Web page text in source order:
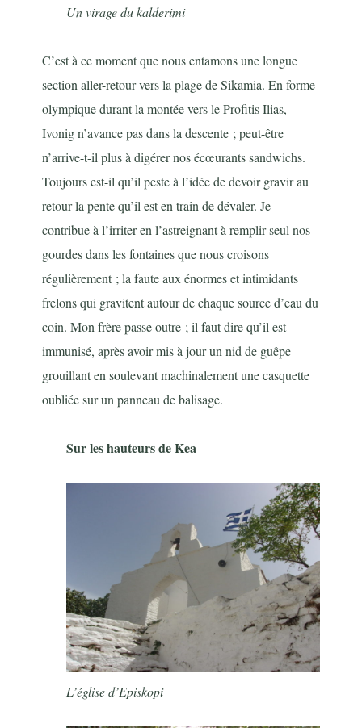
Un virage du kalderimi
C’est à ce moment que nous entamons une longue
section aller-retour vers la plage de Sikamia. En forme
olympique durant la montée vers le Profitis Ilias,
Ivonig n’avance pas dans la descente ; peut-être
n’arrive-t-il plus à digérer nos écœurants sandwichs.
Toujours est-il qu’il peste à l’idée de devoir gravir au
retour la pente qu’il est en train de dévaler. Je
contribue à l’irriter en l’astreignant à remplir seul nos
gourdes dans les fontaines que nous croisons
régulièrement ; la faute aux énormes et intimidants
frelons qui gravitent autour de chaque source d’eau du
coin. Mon frère passe outre ; il faut dire qu’il est
immunisé, après avoir mis à jour un nid de guêpe
grouillant en soulevant machinalement une casquette
oubliée sur un panneau de balisage.
Sur les hauteurs de Kea
L’église d’Episkopi